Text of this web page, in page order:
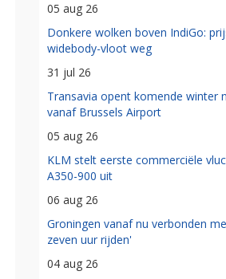
05 aug 26
Donkere wolken boven IndiGo:
widebody-vloot weg
31 jul 26
Transavia opent komende winter
vanaf Brussels Airport
05 aug 26
KLM stelt eerste commerciële
A350-900 uit
06 aug 26
Groningen vanaf nu verbonden
zeven uur rijden'
04 aug 26